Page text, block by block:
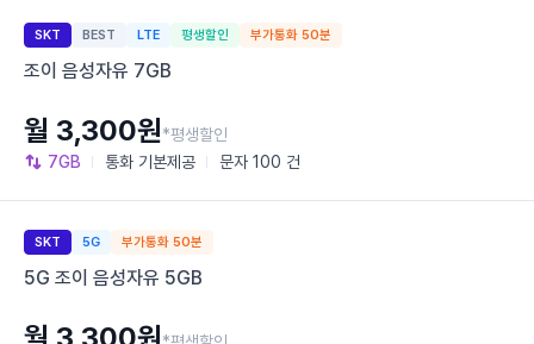
SKT BEST LTE 평생할인 부가통화 50분
조이 음성자유 7GB
7GB 통화 기본제공 문자 100 건
월 3,300원*평생할인
SKT 5G 부가통화 50분
5G 조이 음성자유 5GB